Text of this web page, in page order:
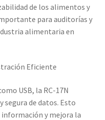
de los alimentos y
para auditorías y
alimentaria en
Eficiente
USB, la RC-17N
de datos. Esto
y mejora la